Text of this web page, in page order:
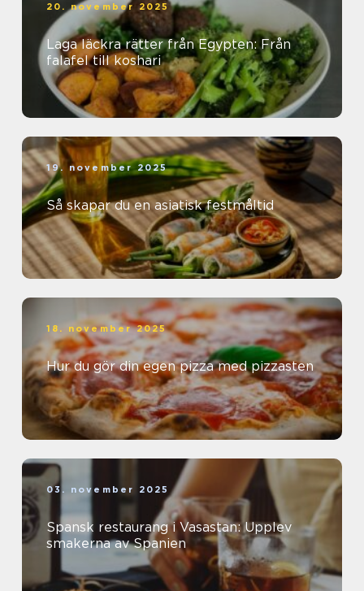
20. november 2025
Laga läckra rätter från Egypten: Från
falafel till koshari
19. november 2025
Så skapar du en asiatisk festmåltid
18. november 2025
Hur du gör din egen pizza med pizzasten
03. november 2025
Spansk restaurang i Vasastan: Upplev
smakerna av Spanien